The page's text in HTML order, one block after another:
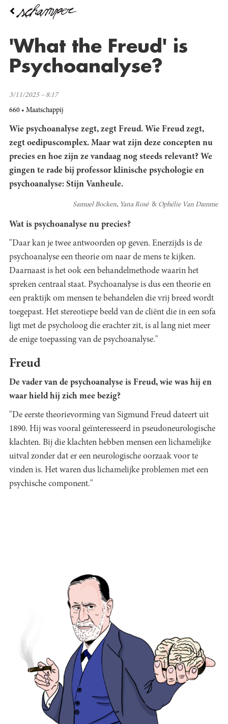
Overslaan
inhoud
gaan'What the Freud' is
Psychoanalyse?
3/11/2025 – 8:17
660 Maatschappij
Wie psychoanalyse zegt, zegt Freud. Wie Freud zegt,
zegt oedipuscomplex. Maar wat zijn deze concepten nu
precies en hoe zijn ze vandaag nog steeds relevant? We
gingen te rade bij professor klinische psychologie en
psychoanalyse: Stijn Vanheule.
Samuel Bocken Yana Rosé Ophélie Van Damme
Wat is psychoanalyse nu precies?
"Daar kan je twee antwoorden op geven. Enerzijds is de
psychoanalyse een theorie om naar de mens te kijken.
Daarnaast is het ook een behandelmethode waarin het
spreken centraal staat. Psychoanalyse is dus een theorie en
een praktijk om mensen te behandelen die vrij breed wordt
toegepast. Het stereotiepe beeld van de cliënt die in een sofa
ligt met de psycholoog die erachter zit, is al lang niet meer
de enige toepassing van de psychoanalyse."
Freud
De vader van de psychoanalyse is Freud, wie was hij en
waar hield hij zich mee bezig?
"De eerste theorievorming van Sigmund Freud dateert uit
1890. Hij was vooral geïnteresseerd in pseudoneurologische
klachten. Bij die klachten hebben mensen een lichamelijke
uitval zonder dat er een neurologische oorzaak voor te
vinden is. Het waren dus lichamelijke problemen met een
psychische component."